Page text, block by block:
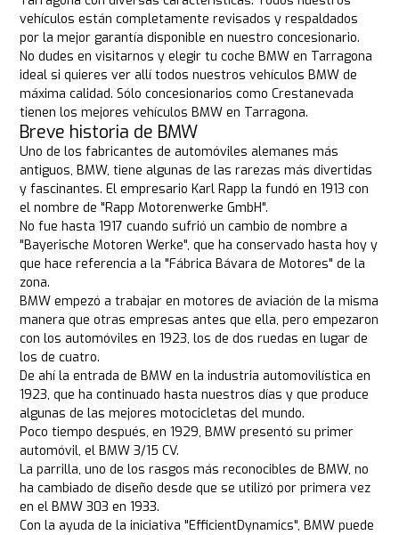
vehículos están completamente revisados y respaldados
por la mejor garantía disponible en nuestro concesionario.
No dudes en visitarnos y elegir tu coche BMW en Tarragona
ideal si quieres ver allí todos nuestros vehículos BMW de
máxima calidad. Sólo concesionarios como Crestanevada
tienen los mejores vehículos BMW en Tarragona.
Breve historia de BMW
Uno de los fabricantes de automóviles alemanes más
antiguos, BMW, tiene algunas de las rarezas más divertidas
y fascinantes. El empresario Karl Rapp la fundó en 1913 con
el nombre de "Rapp Motorenwerke GmbH".
No fue hasta 1917 cuando sufrió un cambio de nombre a
"Bayerische Motoren Werke", que ha conservado hasta hoy y
que hace referencia a la "Fábrica Bávara de Motores" de la
zona.
BMW empezó a trabajar en motores de aviación de la misma
manera que otras empresas antes que ella, pero empezaron
con los automóviles en 1923, los de dos ruedas en lugar de
los de cuatro.
De ahí la entrada de BMW en la industria automovilística en
1923, que ha continuado hasta nuestros días y que produce
algunas de las mejores motocicletas del mundo.
Poco tiempo después, en 1929, BMW presentó su primer
automóvil, el BMW 3/15 CV.
La parrilla, uno de los rasgos más reconocibles de BMW, no
ha cambiado de diseño desde que se utilizó por primera vez
en el BMW 303 en 1933.
Con la ayuda de la iniciativa "EfficientDynamics", BMW puede